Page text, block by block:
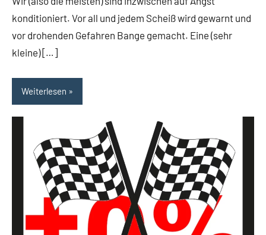
konditioniert. Vor all und jedem Scheiß wird gewarnt und
vor drohenden Gefahren Bange gemacht. Eine (sehr
kleine) […]
Weiterlesen